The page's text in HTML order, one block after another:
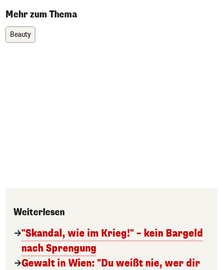
Mehr zum Thema
Beauty
Weiterlesen
"Skandal, wie im Krieg!" – kein Bargeld
nach Sprengung
Gewalt in Wien: "Du weißt nie, wer dir